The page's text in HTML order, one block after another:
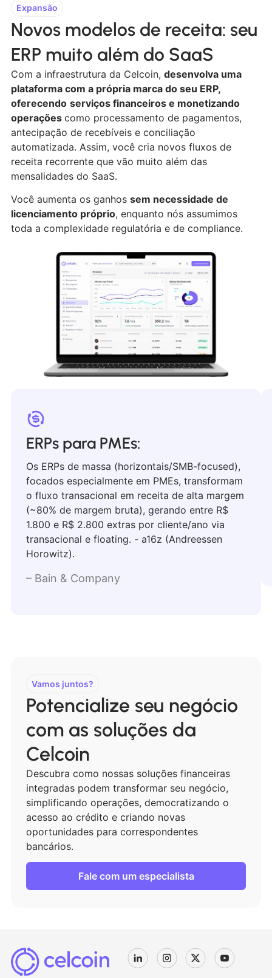
Expansão
Novos modelos de receita: seu
ERP muito além do SaaS
Com a infraestrutura da Celcoin, desenvolva uma
plataforma com a própria marca do seu ERP,
oferecendo serviços financeiros e monetizando
operações como processamento de pagamentos,
antecipação de recebíveis e conciliação
automatizada. Assim, você cria novos fluxos de
receita recorrente que vão muito além das
mensalidades do SaaS.
Você aumenta os ganhos sem necessidade de
licenciamento próprio, enquanto nós assumimos
toda a complexidade regulatória e de compliance.
ERPs para PMEs:
Os ERPs de massa (horizontais/SMB-focused),
focados especialmente em PMEs, transformam
o fluxo transacional em receita de alta margem
(~80% de margem bruta), gerando entre R$
1.800 e R$ 2.800 extras por cliente/ano via
transacional e floating. - a16z (Andreessen
Horowitz).
– Bain & Company
Vamos juntos?
Potencialize seu negócio
com as soluções da
Celcoin
Descubra como nossas soluções financeiras
integradas podem transformar seu negócio,
simplificando operações, democratizando o
acesso ao crédito e criando novas
oportunidades para correspondentes
bancários.
Fale com um especialista